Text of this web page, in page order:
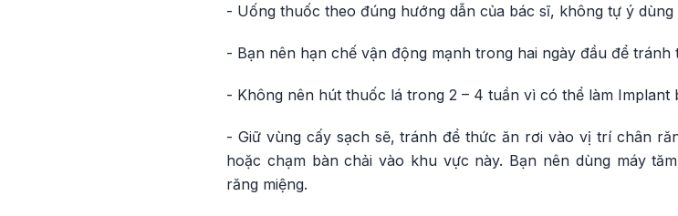
- Uống thuốc theo đúng hướng dẫn của bác sĩ, không tự ý dùng
- Bạn nên hạn chế vận động mạnh trong hai ngày đầu để tránh
- Không nên hút thuốc lá trong 2 – 4 tuần vì có thể làm Implant
- Giữ vùng cấy sạch sẽ, tránh để thức ăn rơi vào vị trí chân
hoặc chạm bàn chải vào khu vực này. Bạn nên dùng máy
răng miệng.